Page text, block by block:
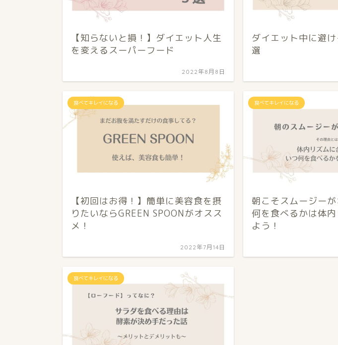
【知らないと損！】ダイエット人生
を変えるスーパーフード
2022年8月8日
ダイエット中に避
選
食べてキレイになる
【初回はお得！】簡単に美容食を摂
りたいならGREEN SPOONがオスス
メ！
2022年7月14日
食べてキレイになる
朝こそスムージー
何を食べるかは体
よう！
食べてキレイになる